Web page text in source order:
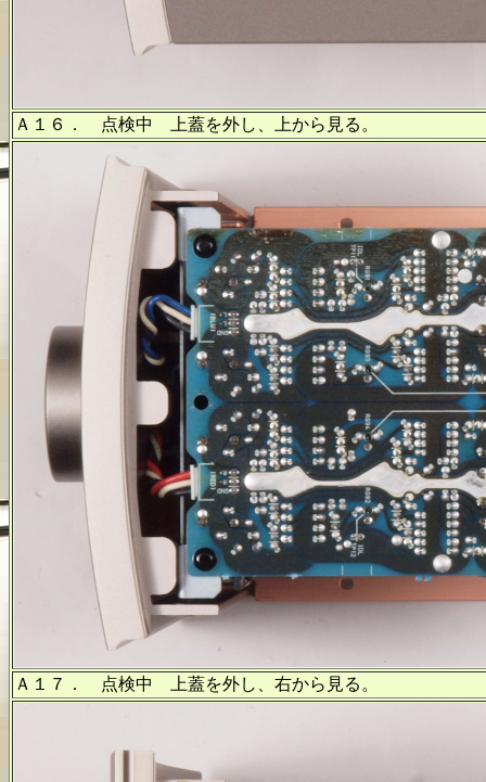
Ａ１６． 点検中 上蓋を外し、上から見る。
Ａ１７． 点検中 上蓋を外し、右から見る。